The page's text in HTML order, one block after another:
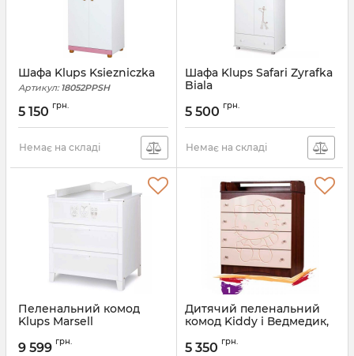
Шафа Klups Ksiezniczka
Артикул:18052PPSH
5 150 грн.
Немає на складі
Шафа Klups Safari Zyrafka
Biala
5 500 грн.
Немає на складі
Пеленальний комод
Klups Marsell
9 599 грн.
Дитячий пеленальний
комод Kiddy і Ведмедик,
5 350 грн.